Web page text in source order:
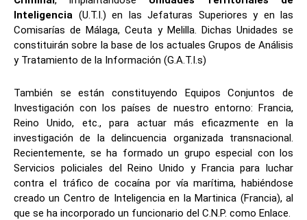
Inteligencia (U.T.I.) en las Jefaturas Superiores y en las
Comisarías de Málaga, Ceuta y Melilla. Dichas Unidades se
constituirán sobre la base de los actuales Grupos de Análisis
y Tratamiento de la Información (G.A.T.I.s)
También se están constituyendo Equipos Conjuntos de
Investigación con los países de nuestro entorno: Francia,
Reino Unido, etc., para actuar más eficazmente en la
investigación de la delincuencia organizada transnacional.
Recientemente, se ha formado un grupo especial con los
Servicios policiales del Reino Unido y Francia para luchar
contra el tráfico de cocaína por vía marítima, habiéndose
creado un Centro de Inteligencia en la Martinica (Francia), al
que se ha incorporado un funcionario del C.N.P. como Enlace.